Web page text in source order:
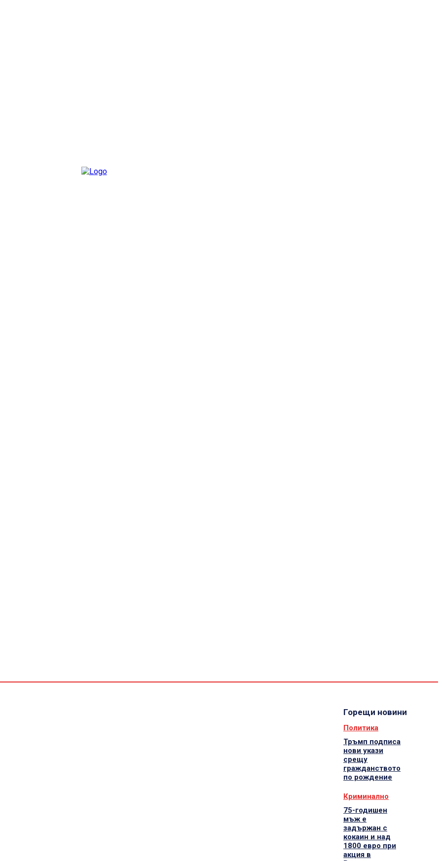
Горещи новини
Политика
Тръмп подписа
нови укази
срещу
гражданството
по рождение
Криминално
75-годишен
мъж е
задържан с
кокаин и над
1800 евро при
акция в